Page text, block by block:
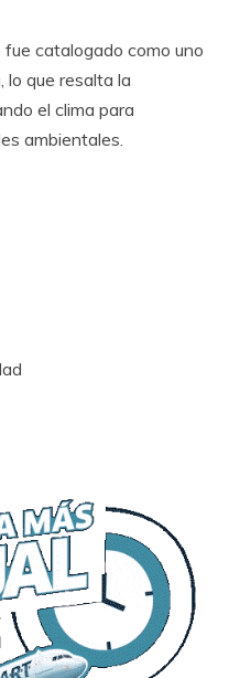
catalogado como uno
lo que resalta la
el clima para
ambientales.